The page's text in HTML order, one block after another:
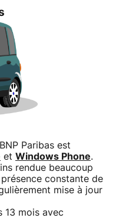
Paribas est
et Windows Phone.
rendue beaucoup
constante de
mise à jour
13 mois avec